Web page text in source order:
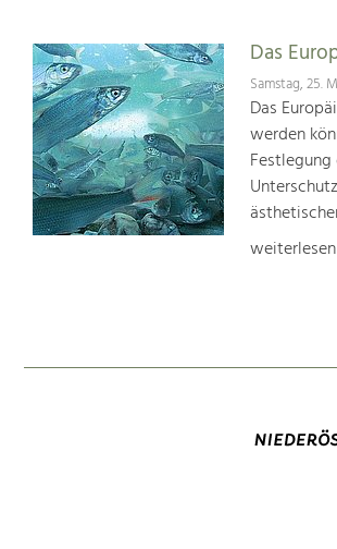
Das
Samstag, 25.
Das
werden